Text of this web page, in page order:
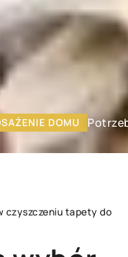
DOMU
czyszczeniu tapety do